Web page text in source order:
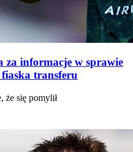
za informacje w sprawie
transferu
że się pomylił